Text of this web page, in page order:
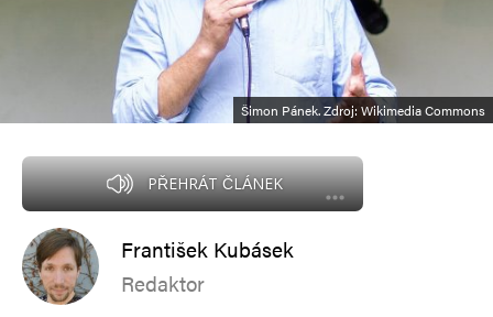
Šimon Pánek. Zdroj: Wikimedia Commons
PŘEHRÁT ČLÁNEK
František Kubásek
Redaktor